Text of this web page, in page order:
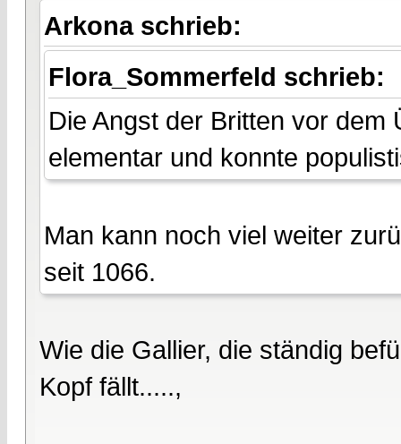
Arkona schrieb:
Flora_Sommerfeld schrieb:
Die Angst der Britten vor
elementar und konnte
Man kann noch viel weiter
seit 1066.
Wie die Gallier, die ständig
Kopf fällt.....,